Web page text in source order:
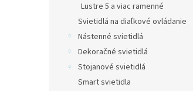
Lustre 5 a viac ramenné
Svietidlá na diaľkové ovládanie
Nástenné svietidlá
Dekoračné svietidlá
Stojanové svietidlá
Smart svietidla